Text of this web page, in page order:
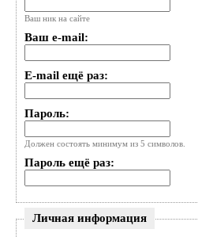
Ваш ник на сайте
Ваш e-mail:
E-mail ещё раз:
Пароль:
Должен состоять минимум из 5 символов.
Пароль ещё раз:
Личная информация